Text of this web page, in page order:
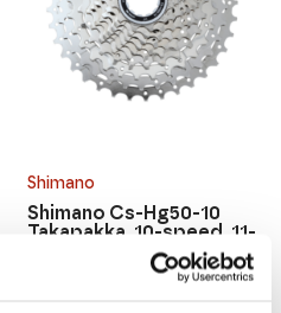
Shimano
Shimano Cs-Hg50-10
Takapakka, 10-speed, 11-